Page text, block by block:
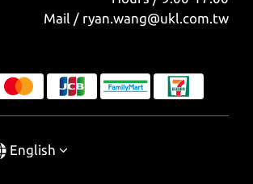
Mail / ryan.wang@ukl.com.tw
English